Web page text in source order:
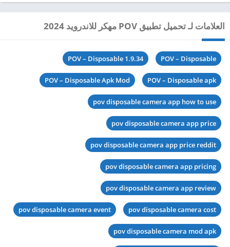
العلامات لـ تحميل تطبيق POV مهكر للاندرويد 2024
POV – Disposable
POV – Disposable 1.9.34
POV – Disposable apk
POV – Disposable Apk Mod
pov disposable camera app how to use
pov disposable camera app price
pov disposable camera app price reddit
pov disposable camera app pricing
pov disposable camera app review
pov disposable camera cost
pov disposable camera event
pov disposable camera mod apk